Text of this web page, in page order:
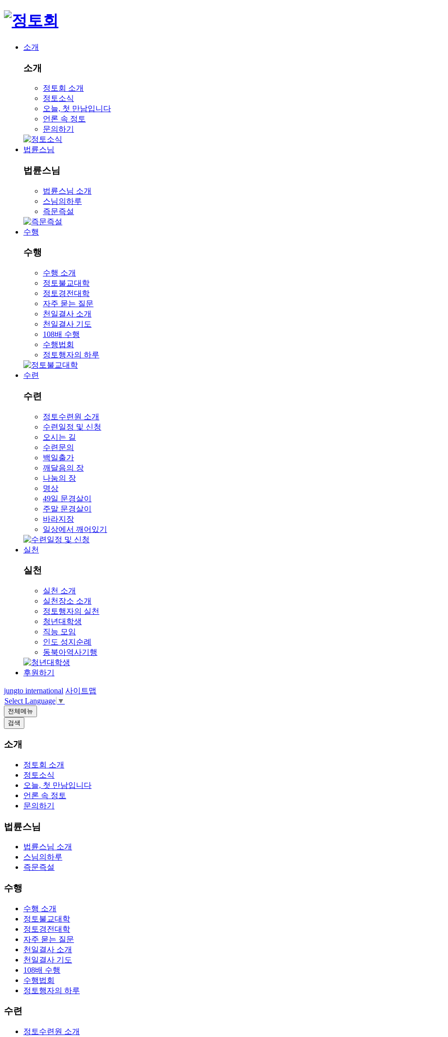
소개
소개
정토회 소개
정토소식
오늘, 첫 만남입니다
언론 속 정토
문의하기
법륜스님
법륜스님
법륜스님 소개
스님의하루
즉문즉설
수행
수행
수행 소개
정토불교대학
정토경전대학
자주 묻는 질문
천일결사 소개
천일결사 기도
108배 수행
수행법회
정토행자의 하루
수련
수련
정토수련원 소개
수련일정 및 신청
오시는 길
수련문의
백일출가
깨달음의 장
나눔의 장
명상
49일 문경살이
주말 문경살이
바라지장
일상에서 깨어있기
실천
실천
실천 소개
실천장소 소개
정토행자의 실천
청년대학생
직능 모임
인도 성지순례
동북아역사기행
후원하기
jungto international 사이트맵
Select Language ▼
전체메뉴
검색
소개
정토회 소개
정토소식
오늘, 첫 만남입니다
언론 속 정토
문의하기
법륜스님
법륜스님 소개
스님의하루
즉문즉설
수행
수행 소개
정토불교대학
정토경전대학
자주 묻는 질문
천일결사 소개
천일결사 기도
108배 수행
수행법회
정토행자의 하루
수련
정토수련원 소개